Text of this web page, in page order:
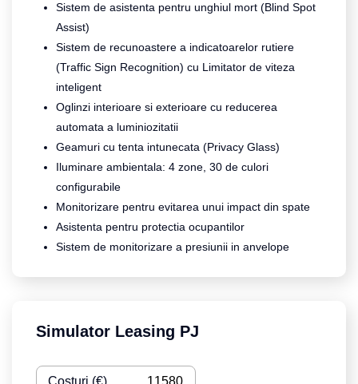
Sistem de asistenta pentru unghiul mort (Blind Spot
Assist)
Sistem de recunoastere a indicatoarelor rutiere
(Traffic Sign Recognition) cu Limitator de viteza
inteligent
Oglinzi interioare si exterioare cu reducerea
automata a luminiozitatii
Geamuri cu tenta intunecata (Privacy Glass)
Iluminare ambientala: 4 zone, 30 de culori
configurabile
Monitorizare pentru evitarea unui impact din spate
Asistenta pentru protectia ocupantilor
Sistem de monitorizare a presiunii in anvelope
Simulator Leasing PJ